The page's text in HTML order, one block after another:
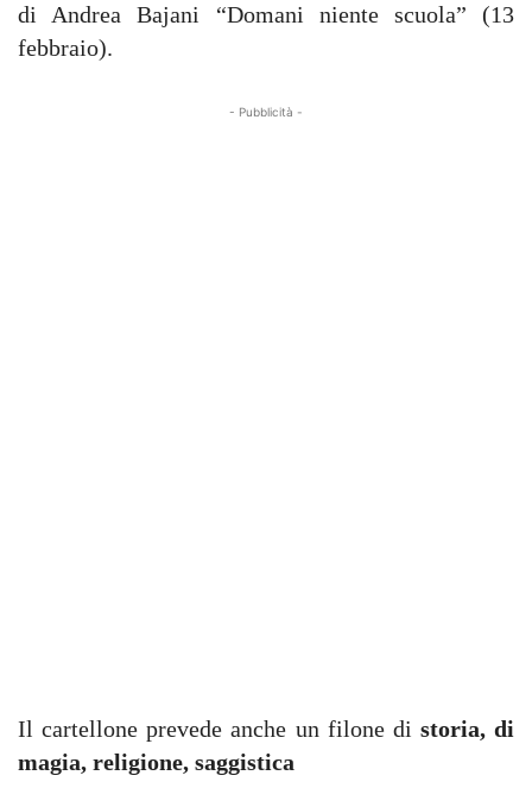
di Andrea Bajani “Domani niente scuola” (13
febbraio).
- Pubblicità -
Il cartellone prevede anche un filone di storia, di
magia, religione, saggistica